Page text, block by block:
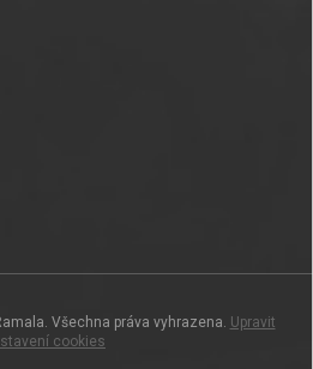
. Všechna práva vyhrazena. Upravit
cookies